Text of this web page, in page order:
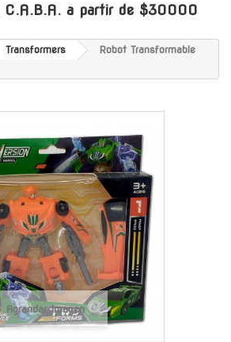
C.A.B.A. a partir de $30000
Transformers
Robot Transformable
Agrandar Imagen